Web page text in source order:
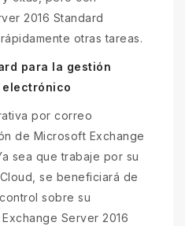
2016 Standard
otras tareas.
para la gestión
por correo
de Microsoft Exchange
sea que trabaje por su
se beneficiará de
sobre su
Server 2016